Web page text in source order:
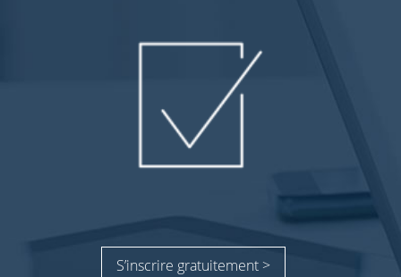
S’inscrire gratuitement >